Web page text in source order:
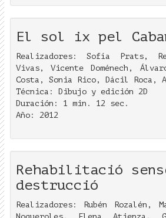
El sol ix pel
Realizadores: Sofía Prats,
Vivas, Vicente Doménech,
Costa, Sonia Rico, Dácil Roca,
Técnica: Dibujo y edición 2D
Duración: 1 min. 12 sec.
Año: 2012
Rehabilitació
destrucció
Realizadores: Rubén Rozalén,